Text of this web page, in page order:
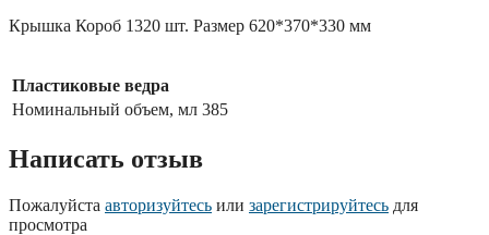
Крышка Короб 1320 шт. Размер 620*370*330 мм
Пластиковые ведра
Номинальный объем, мл 385
Написать отзыв
Пожалуйста авторизуйтесь или зарегистрируйтесь для
просмотра